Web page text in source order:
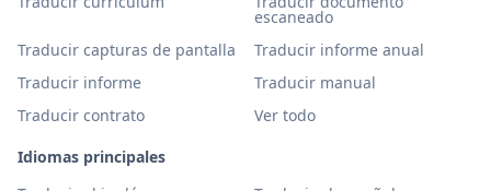
escaneado
Traducir capturas de pantalla
Traducir informe anual
Traducir informe
Traducir manual
Traducir contrato
Ver todo
Idiomas principales